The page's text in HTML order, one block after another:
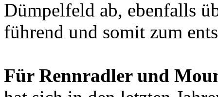
Dümpelfeld ab, ebenfalls
führend und somit zum
Für Rennradler und